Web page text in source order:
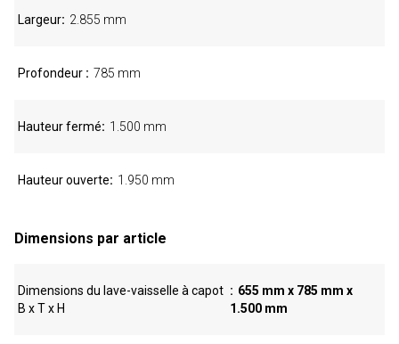
Largeur 2.855 mm
Profondeur 785 mm
Hauteur fermé 1.500 mm
Hauteur ouverte 1.950 mm
Dimensions par article
Dimensions du lave-vaisselle à capot
B x T x H
655 mm x 785 mm x
1.500 mm